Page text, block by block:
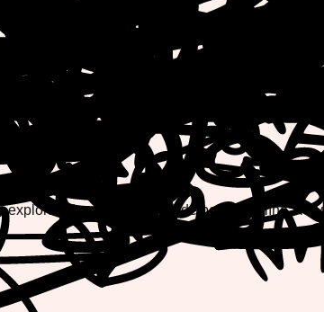
adorables diseños de perros en línea hoy!